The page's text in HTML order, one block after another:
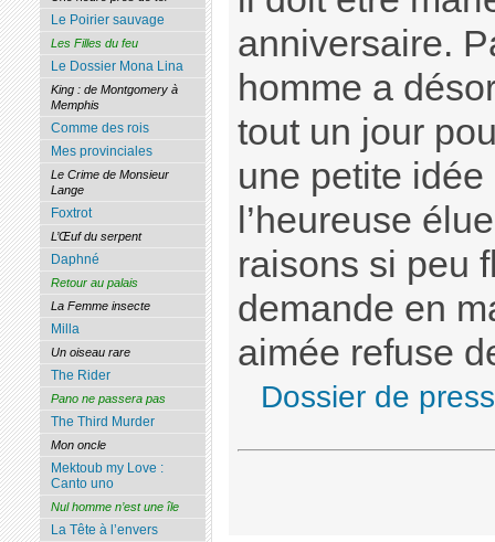
anniversaire.
homme a
tout un jour
une petite
l’heureuse
raisons si peu
demande en
aimée refuse
Dossier de
Le Poirier sauvage
Les Filles du feu
Le Dossier Mona Lina
King : de Montgomery à
Memphis
Comme des rois
Mes provinciales
Le Crime de Monsieur
Lange
Foxtrot
L’Œuf du serpent
Daphné
Retour au palais
La Femme insecte
Milla
Un oiseau rare
The Rider
Pano ne passera pas
The Third Murder
Mon oncle
Mektoub my Love :
Canto uno
Nul homme n’est une île
La Tête à l’envers